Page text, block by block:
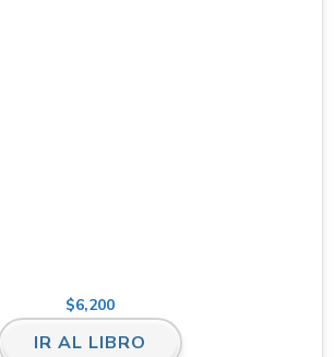
$6,200
IR AL LIBRO